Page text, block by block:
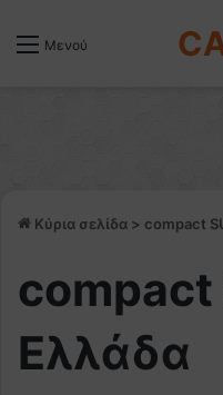
Μενού
Κύρια σελίδα > compact
compact
Ελλάδα